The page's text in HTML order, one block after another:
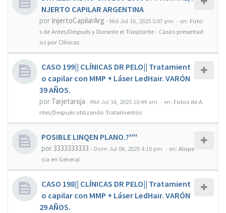
NJERTO CAPILAR ARGENTINA
por InjertoCapilarArg - Mié Jul 16, 2025 5:07 pm - en: Foto
s de Antes/Después y Durante el Trasplante - Casos presentad
os por Clínicas
CASO 199|| CLÍNICAS DR PELO|| Tratamient
o capilar con MMP + Láser LedHair. VARÓN
39 AÑOS.
por Tarjetaroja - Mié Jul 16, 2025 10:44 am - en: Fotos de A
ntes/Después utilizando Tratamientos
POSIBLE LINQEN PLANO.?''''
por3333333333 - Dom Jul 06, 2025 4:10 pm - en: Alope
cia en General
CASO 198|| CLÍNICAS DR PELO|| Tratamient
o capilar con MMP + Láser LedHair. VARÓN
29 AÑOS.